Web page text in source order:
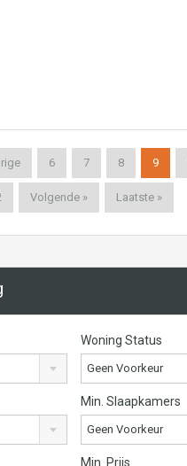
6 7 8 9
Volgende » Laatste »
Woning Status
Geen Voorkeur
Min. Slaapkamers
Geen Voorkeur
Min. Prijs